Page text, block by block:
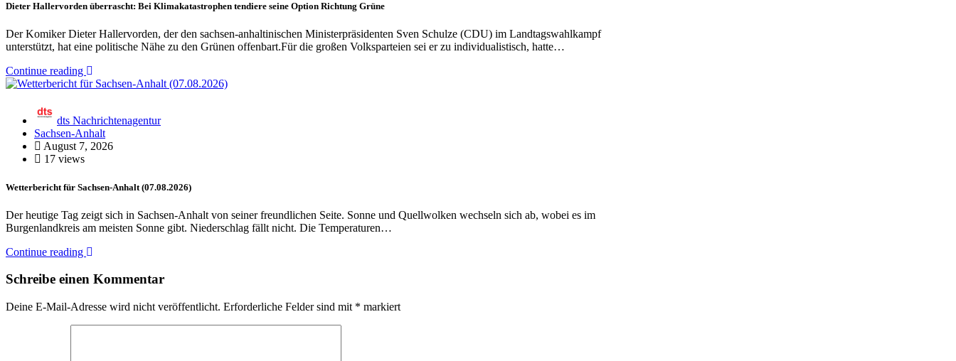
Dieter Hallervorden überrascht: Bei Klimakatastrophen tendiere seine Option Richtung Grüne
Der Komiker Dieter Hallervorden, der den sachsen-anhaltinischen Ministerpräsidenten Sven Schulze (CDU) im Landtagswahlkampf
unterstützt, hat eine politische Nähe zu den Grünen offenbart.Für die großen Volksparteien sei er zu individualistisch, hatte…
Continue reading
dts Nachrichtenagentur
Sachsen-Anhalt
August 7, 2026
17 views
Wetterbericht für Sachsen-Anhalt (07.08.2026)
Der heutige Tag zeigt sich in Sachsen-Anhalt von seiner freundlichen Seite. Sonne und Quellwolken wechseln sich ab, wobei es im
Burgenlandkreis am meisten Sonne gibt. Niederschlag fällt nicht. Die Temperaturen…
Continue reading
Schreibe einen Kommentar
Deine E-Mail-Adresse wird nicht veröffentlicht. Erforderliche Felder sind mit * markiert